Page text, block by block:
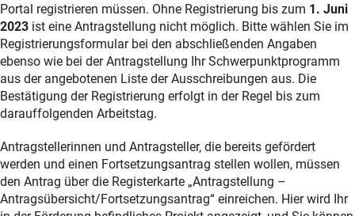
Portal registrieren müssen. Ohne Registrierung bis zum 1. Juni
2023 ist eine Antragstellung nicht möglich. Bitte wählen Sie im
Registrierungsformular bei den abschließenden Angaben
ebenso wie bei der Antragstellung Ihr Schwerpunktprogramm
aus der angebotenen Liste der Ausschreibungen aus. Die
Bestätigung der Registrierung erfolgt in der Regel bis zum
darauffolgenden Arbeitstag.
Antragstellerinnen und Antragsteller, die bereits gefördert
werden und einen Fortsetzungsantrag stellen wollen, müssen
den Antrag über die Registerkarte „Antragstellung –
Antragsübersicht/Fortsetzungsantrag“ einreichen. Hier wird Ihr